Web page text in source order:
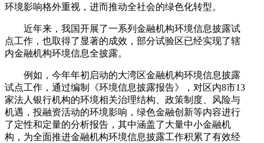
环境影响格外重视，进而推动全社会的绿色化转型。
近年来，我国开展了一系列金融机构环境信息披露试
点工作，也取得了显著的成效，部分试验区已经实现了辖
内金融机构环境信息全披露。
例如，今年年初启动的大湾区金融机构环境信息披露
试点工作，通过编制《环境信息披露报告》，对区内8市13
家法人银行机构的环境相关治理结构、政策制度、风险与
机遇，投融资活动的环境影响，绿色金融创新等内容进行
了定性和定量的分析报告，其中涵盖了大量中小金融机
构，为全面推进金融机构环境信息披露工作积累了有效经